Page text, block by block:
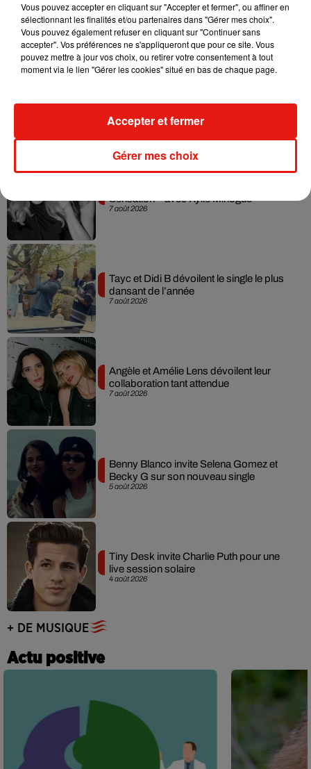
Musique
7 août 2026
dans son nouveau clip
7 août 2026
Sensation » avec Kylie Minogue
7 août 2026
Tayc et Didi B dévoilent le single le plus
dansant de l’année
7 août 2026
Angèle et Amélie Lens dévoilent leur
collaboration tant attendue
5 août 2026
Benny Blanco invite Selena Gomez et
Becky G sur son nouveau single
4 août 2026
Tiny Desk invite Charlie Puth pour une
live session solaire
+ DE MUSIQUE
Actu positive
Vous pouvez accepter en cliquant sur "Accepter et fermer", ou affiner en
sélectionnant les finalités et/ou partenaires dans "Gérer mes choix".
Vous pouvez également refuser en cliquant sur "Continuer sans
accepter". Vos préférences ne s'appliqueront que pour ce site. Vous
pouvez mettre à jour vos choix, ou retirer votre consentement à tout
moment via le lien "Gérer les cookies" situé en bas de chaque page.
Gérer mes choix
Accepter et fermer